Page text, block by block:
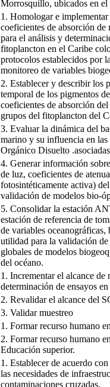
Morrosquillo, ubicados en
1. Homologar e
coeficientes de absorción
para el análisis y
fitoplancton en el Caribe
protocolos establecidos por
monitoreo de variables
2. Establecer y describir los
temporal de los pigmentos
coeficientes de absorción
grupos del fitoplancton del
3. Evaluar la dinámica del
marino y su influencia en
Orgánico Disuelto
4. Generar información
de luz, coeficientes de
fotosintéticamente activa)
validación de modelos bio-
5. Consolidar la estación
estación de referencia de
de variables
utilidad para la validación
globales de modelos
del océano.
1. Incrementar el alcance de
determinación de ensayos
2. Revalidar el alcance del
3. Validar muestreo
1. Formar recurso humano
2. Formar recurso humano
Educación superior.
1. Establecer de acuerdo
las necesidades de
contaminaciones cruzadas.